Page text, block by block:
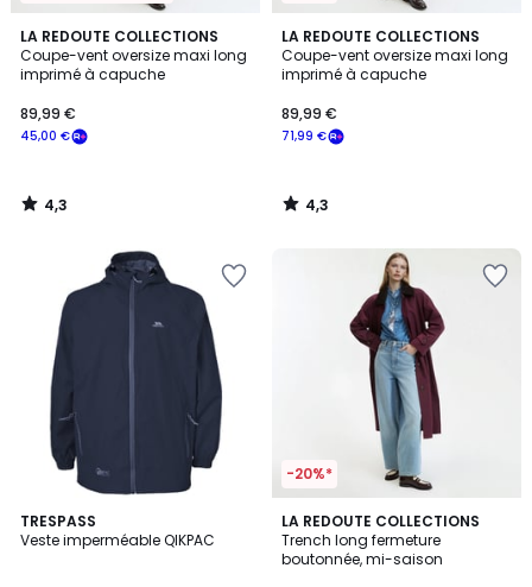
LA REDOUTE COLLECTIONS
Coupe-vent oversize maxi long
imprimé à capuche
45,00 €
89,99 €
4,3
/ 5
4,3
/
LA REDOUTE COLLECTIONS
Coupe-vent oversize maxi long
imprimé à capuche
71,99 €
89,99 €
4,3
/ 5
4,3
/
TRESPASS
Veste imperméable QIKPAC
4,9
/ 5
2
Couleurs
-20%*
LA REDOUTE COLLECTIONS
Trench long fermeture
boutonnée, mi-saison
4
/
5
2
Couleurs